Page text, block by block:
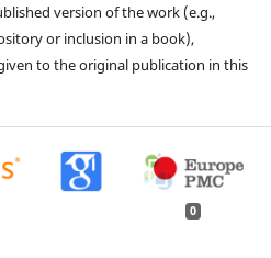
version of the work (e.g.,
or inclusion in a book),
to the original publication in this
0